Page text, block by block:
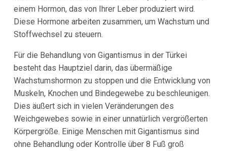
einem Hormon, das von Ihrer Leber produziert wird.
Diese Hormone arbeiten zusammen, um Wachstum und
Stoffwechsel zu steuern.
Für die Behandlung von Gigantismus in der Türkei
besteht das Hauptziel darin, das übermäßige
Wachstumshormon zu stoppen und die Entwicklung von
Muskeln, Knochen und Bindegewebe zu beschleunigen.
Dies äußert sich in vielen Veränderungen des
Weichgewebes sowie in einer unnatürlich vergrößerten
Körpergröße. Einige Menschen mit Gigantismus sind
ohne Behandlung oder Kontrolle über 8 Fuß groß